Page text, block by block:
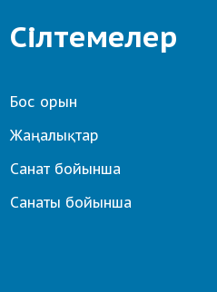
Сілтемелер
Бос орын
Жаңалықтар
Санат бойынша
Санаты бойынша